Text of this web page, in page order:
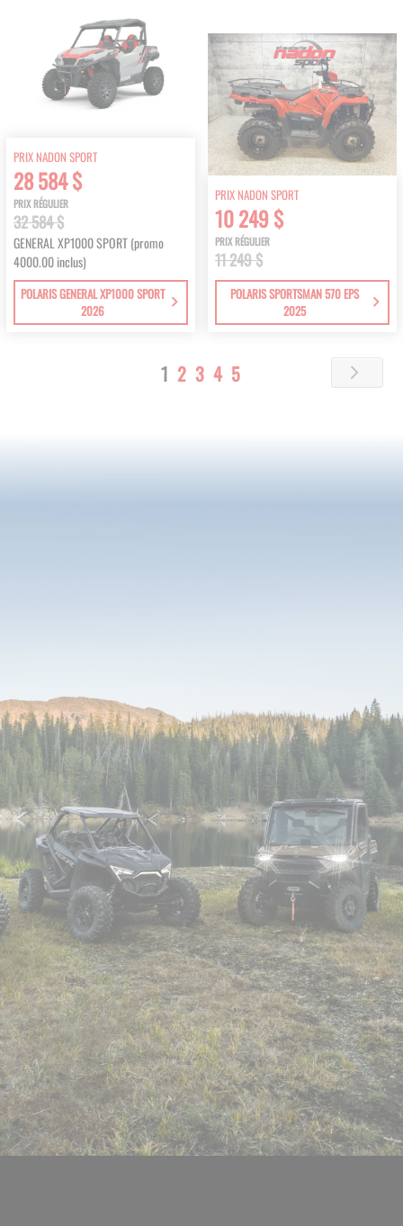
PRIX NADON SPORT
28 584 $
PRIX RÉGULIER
32 584 $
GENERAL XP1000 SPORT (promo
4000.00 inclus)
POLARIS GENERAL XP1000 SPORT
2026
PRIX NADON SPORT
10 249 $
PRIX RÉGULIER
11 249 $
POLARIS SPORTSMAN 570 EPS
2025
Page
You're
1 Page
2 Page
3 Page
4 Page
5